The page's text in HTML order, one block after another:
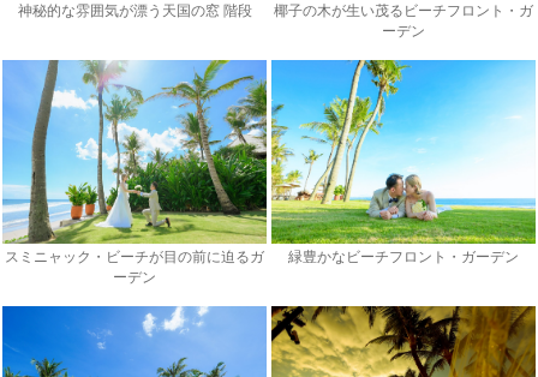
神秘的な雰囲気が漂う天国の窓 階段
椰子の木が生い茂るビーチフロント・ガ
ーデン
スミニャック・ビーチが目の前に迫るガ
ーデン
緑豊かなビーチフロント・ガーデン